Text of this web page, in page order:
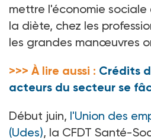
mettre l'économie sociale
la diète, chez les
les grandes manœuvres
>>> À lire aussi : Crédits
acteurs du secteur se
Début juin, l'Union des
(Udes), la CFDT Santé-